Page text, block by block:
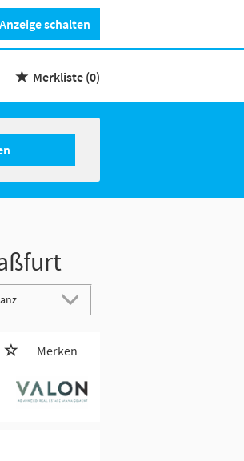
Anzeige schalten
Merkliste (0)
Merken